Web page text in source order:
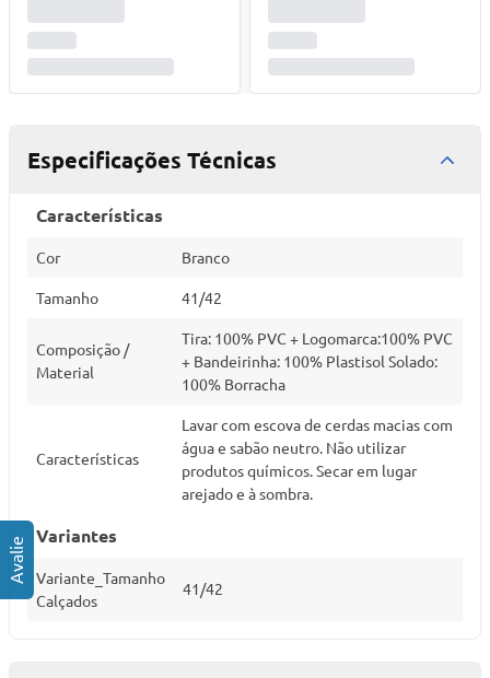
Especificações Técnicas
Características
Cor Branco
Tamanho 41/42
Composição /
Material
Tira: 100% PVC + Logomarca:100% PVC
+ Bandeirinha: 100% Plastisol Solado:
100% Borracha
Características
Lavar com escova de cerdas macias com
água e sabão neutro. Não utilizar
produtos químicos. Secar em lugar
arejado e à sombra.
Variantes
Variante_Tamanho
Calçados
41/42